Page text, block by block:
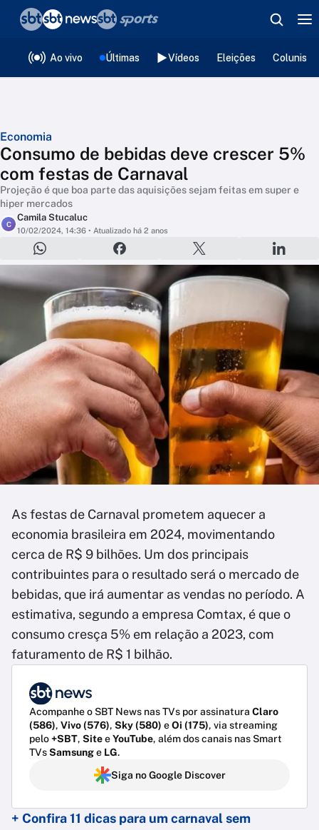
Ao vivo Últimas Vídeos Eleições
Economia
Consumo de bebidas deve crescer 5%
com festas de Carnaval
Projeção é que boa parte das aquisições sejam feitas em super e
hiper mercados
C
Camila Stucaluc
10/02/2024, 14:36 • Atualizado há 2 anos
As festas de Carnaval prometem aquecer a
economia brasileira em 2024, movimentando
cerca de R$ 9 bilhões. Um dos principais
contribuintes para o resultado será o mercado de
bebidas, que irá aumentar as vendas no período. A
estimativa, segundo a empresa Comtax, é que o
consumo cresça 5% em relação a 2023, com
faturamento de R$ 1 bilhão.
Acompanhe o SBT News nas TVs por assinatura Claro
(586), Vivo (576), Sky (580) eOi (175), via streaming
pelo+SBT, SiteeYouTube, além dos canais nas Smart
TVsSamsunge LG.
Siga no Google Discover
+ Confira 11 dicas para um carnaval sem
❮voltar
Editorias